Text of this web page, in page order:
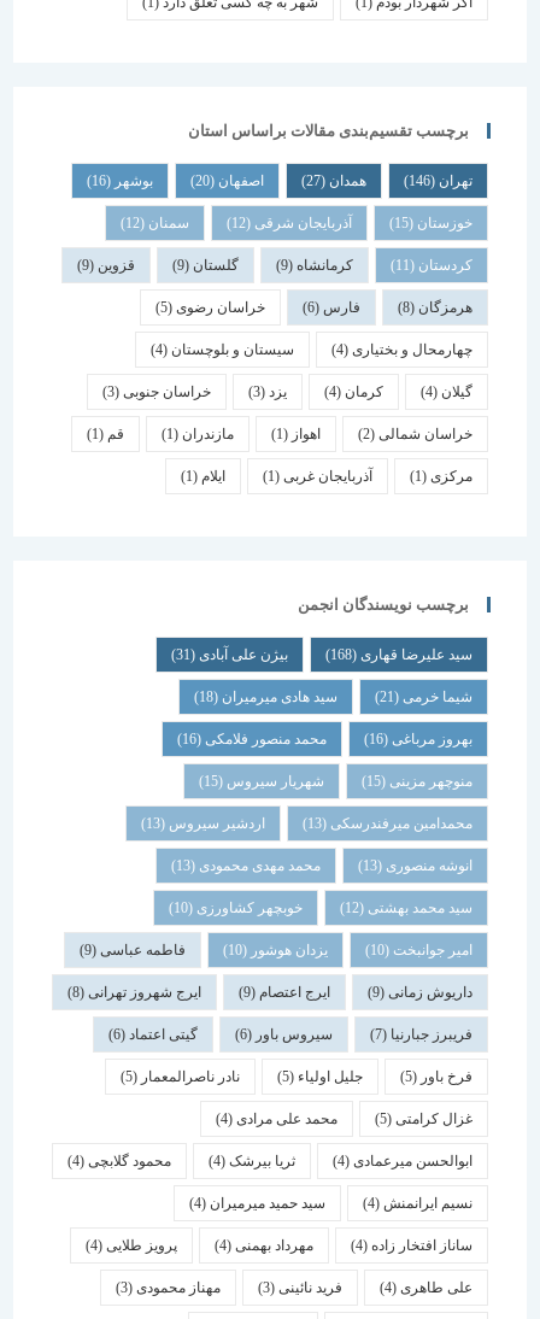
برچسب تقسیم‌بندی مقالات براساس استان
همدان اصفهان (20) بوشهر
خوزستان(15) آذربایجان شرقی(12) سمنان (12)
کردستان(11) کرمانشاه(9) گلستان (9) قزوین
هرمزگان(8) فارس خراسان رضوی(5)
چهارمحال و بختیاری (4) سیستان و بلوچستان(4)
کرمان یزد خراسان جنوبی(3)
خراسان شمالی(2) اهواز مازندران(1) قم
(1) آذربایجان غربی(1) ایلام
برچسب نویسندگان انجمن
سید علیرضا قهاری(168) بیژن علی آبادی(31)
شیما خرمی(21) سید هادی میرمیران(18)
بهروز مرباغی (16) محمد منصور فلامکی (16)
منوچهر مزینی(15) شهریار سیروس(15)
محمدامین میرفندرسکی(13) اردشیر سیروس(13)
انوشه منصوری(13) محمد مهدی محمودی(13)
سید محمد بهشتی(12) خوبچهر کشاورزی(10)
امیر جوانبخت(10) یزدان هوشور(10) فاطمه عباسی(9)
داریوش زمانی(9) ایرج اعتصام(9) ایرج شهروز تهرانی(8)
فریبرز جبارنیا(7) سیروس باور(6) گیتی اعتماد(6)
فرخ باور(5) جلیل اولیاء(5) نادر ناصرالمعمار (5)
غزال کرامتی(5) محمد علی مرادی(4)
ابوالحسن میرعمادی(4) ثریا بیرشک(4) محمود گلابچی(4)
نسیم ایرانمنش(4) سید حمید میرمیران(4)
ساناز افتخار زاده(4) مهرداد بهمنی (4) پرویز طلایی(4)
علی طاهری(4) فرید نائینی(3) مهناز محمودی(3)